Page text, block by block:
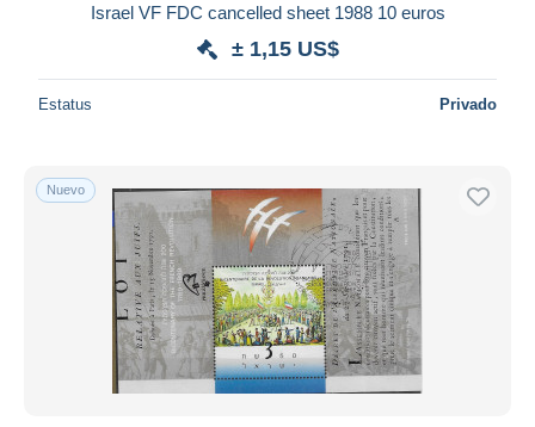
Israel VF FDC cancelled sheet 1988 10 euros
± 1,15 US$
Estatus Privado
Nuevo